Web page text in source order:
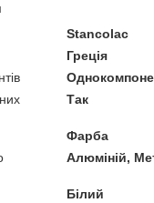
Stancolac
Греція
Так
Фарба
Алюміній,
Білий